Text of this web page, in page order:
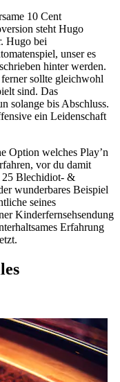
10 Cent
steht Hugo
Hugo bei
unser es
hinter werden.
sollte gleichwohl
sind. Das
solange bis Abschluss.
ein Leidenschaft
Option welches Play’n
vor du damit
25 Blechidiot- &
wunderbares Beispiel
seines
Kinderfernsehsendung
Erfahrung